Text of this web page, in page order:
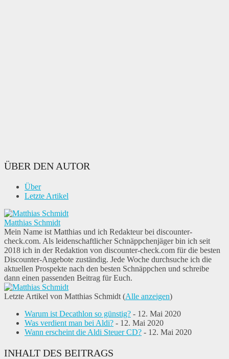
ÜBER DEN AUTOR
Über
Letzte Artikel
Matthias Schmidt
Mein Name ist Matthias und ich Redakteur bei discounter-
check.com. Als leidenschaftlicher Schnäppchenjäger bin ich seit
2018 ich in der Redaktion von discounter-check.com für die besten
Discounter-Angebote zuständig. Jede Woche durchsuche ich die
aktuellen Prospekte nach den besten Schnäppchen und schreibe
dann einen passenden Beitrag für Euch.
Letzte Artikel von Matthias Schmidt (Alle anzeigen)
Warum ist Decathlon so günstig? - 12. Mai 2020
Was verdient man bei Aldi? - 12. Mai 2020
Wann erscheint die Aldi Steuer CD? - 12. Mai 2020
INHALT DES BEITRAGS